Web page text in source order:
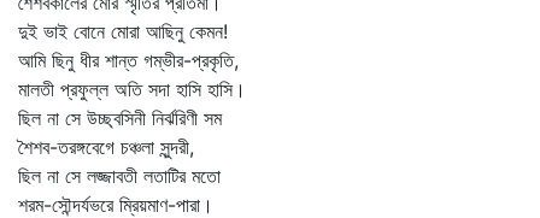
দুই ভাই বোনে মোরা আছিনু কেমন!
আমি ছিনু ধীর শান্ত গম্ভীর-প্রকৃতি,
মালতী প্রফুল্ল অতি সদা হাসি হাসি।
ছিল না সে উচ্ছ্বসিনী নির্ঝরিণী সম
শৈশব-তরঙ্গবেগে চঞ্চলা সুন্দরী,
ছিল না সে লজ্জাবতী লতাটির মতো
শরম-সৌন্দর্যভরে ম্রিয়মাণ-পারা।